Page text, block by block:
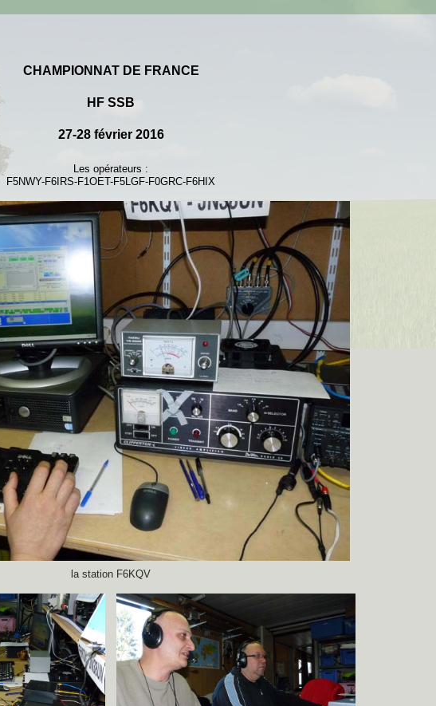
CHAMPIONNAT DE FRANCE
HF SSB
27-28 février 2016
Les opérateurs :
F5NWY-F6IRS-F1OET-F5LGF-F0GRC-F6HIX
la station F6KQV